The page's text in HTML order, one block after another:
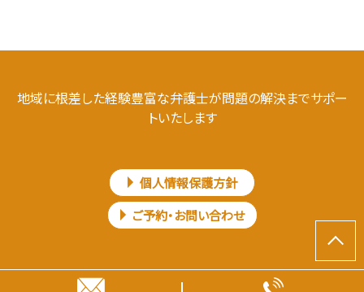
地域に根差した経験豊富な弁護士が問題の解決までサポー
トいたします
個人情報保護方針
ご予約・お問い合わせ